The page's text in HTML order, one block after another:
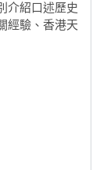
介紹口述歷史
經驗、香港天